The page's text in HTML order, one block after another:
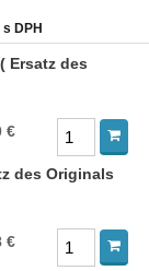
DPH
Ersatz des
€
des Originals
€